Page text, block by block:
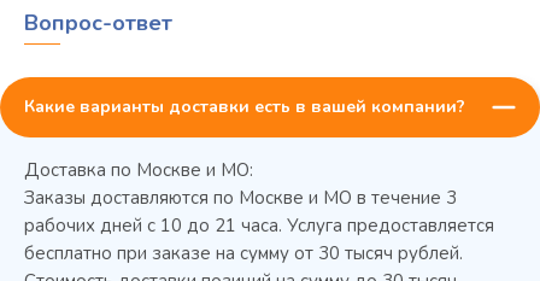
Вопрос-ответ
Какие варианты доставки есть в вашей компании?
Доставка по Москве и МО:
Заказы доставляются по Москве и МО в течение 3
рабочих дней с 10 до 21 часа. Услуга предоставляется
бесплатно при заказе на сумму от 30 тысяч рублей.